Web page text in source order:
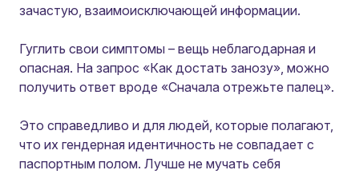
зачастую, взаимоисключающей информации.
Гуглить свои симптомы – вещь неблагодарная и
опасная. На запрос «Как достать занозу», можно
получить ответ вроде «Сначала отрежьте палец».
Это справедливо и для людей, которые полагают,
что их гендерная идентичность не совпадает с
паспортным полом. Лучше не мучать себя